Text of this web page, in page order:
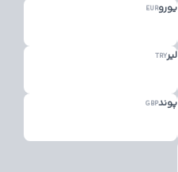
یوروEUR
لیرTRY
پوندGBP